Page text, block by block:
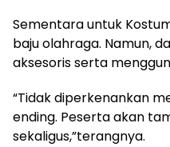
Sementara untuk
baju olahraga. Namun,
aksesoris serta
“Tidak diperkenankan
ending. Peserta akan
sekaligus,”terangnya.